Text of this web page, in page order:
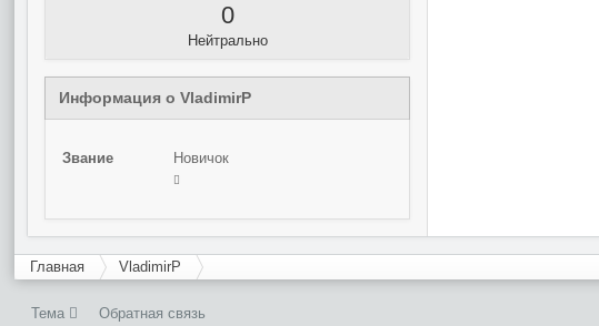
0
Нейтрально
Информация о VladimirP
Звание Новичок
Главная VladimirP
Тема Обратная связь